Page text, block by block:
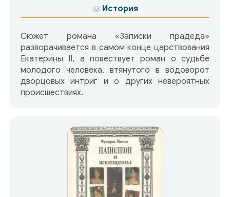
История
Сюжет романа «Записки прадеда»
разворачивается в самом конце царствования
Екатерины II, а повествует роман о судьбе
молодого человека, втянутого в водоворот
дворцовых интриг и о других невероятных
происшествиях.